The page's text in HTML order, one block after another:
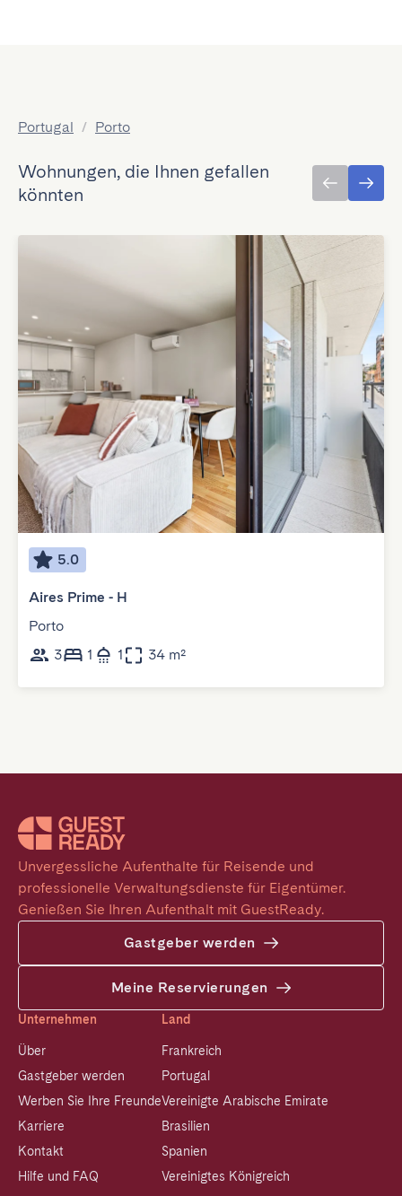
Portugal / Porto
Wohnungen, die Ihnen gefallen
könnten
5.0
Aires Prime - H
Porto
3
1 1 34 m²
Unvergessliche Aufenthalte für Reisende und
professionelle Verwaltungsdienste für Eigentümer.
Genießen Sie Ihren Aufenthalt mit GuestReady.
Gastgeber werden
Meine Reservierungen
Unternehmen
Über
Gastgeber werden
Werben Sie Ihre Freunde
Karriere
Kontakt
Hilfe und FAQ
Land
Frankreich
Portugal
Vereinigte Arabische Emirate
Brasilien
Spanien
Vereinigtes Königreich